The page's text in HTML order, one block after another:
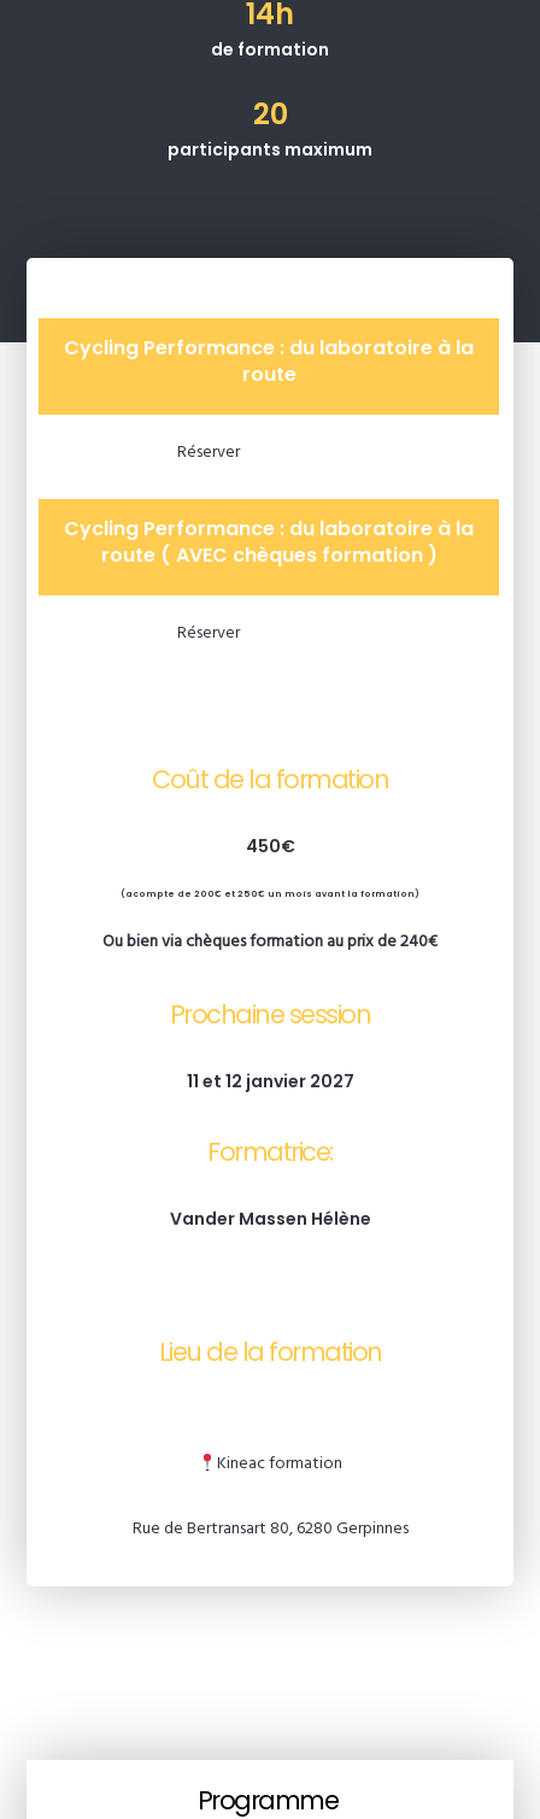
14h
de formation
20
participants maximum
Cycling Performance : du laboratoire à la
route
Réserver
Cycling Performance : du laboratoire à la
route ( AVEC chèques formation )
Réserver
Coût de la formation
450€
(acompte de 200€ et 250€ un mois avant la formation)
Ou bien via chèques formation au prix de 240€
Prochaine session
11 et 12 janvier 2027
Formatrice:
Vander Massen Hélène
Lieu de la formation
Kineac formation
Rue de Bertransart 80, 6280 Gerpinnes
Programme